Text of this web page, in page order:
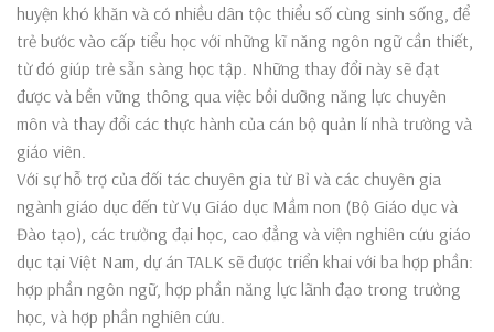
huyện khó khăn và có nhiều dân tộc thiểu số cùng sinh sống, để
trẻ bước vào cấp tiểu học với những kĩ năng ngôn ngữ cần thiết,
từ đó giúp trẻ sẵn sàng học tập. Những thay đổi này sẽ đạt
được và bền vững thông qua việc bồi dưỡng năng lực chuyên
môn và thay đổi các thực hành của cán bộ quản lí nhà trường và
giáo viên.
Với sự hỗ trợ của đối tác chuyên gia từ Bỉ và các chuyên gia
ngành giáo dục đến từ Vụ Giáo dục Mầm non (Bộ Giáo dục và
Đào tạo), các trường đại học, cao đẳng và viện nghiên cứu giáo
dục tại Việt Nam, dự án TALK sẽ được triển khai với ba hợp phần:
hợp phần ngôn ngữ, hợp phần năng lực lãnh đạo trong trường
học, và hợp phần nghiên cứu.